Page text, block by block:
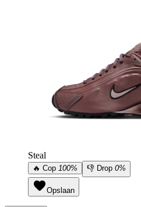
Steal
🔥 Cop 100% 👎 Drop 0%
Opslaan